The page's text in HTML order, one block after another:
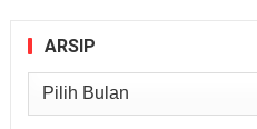
ARSIP
Arsip